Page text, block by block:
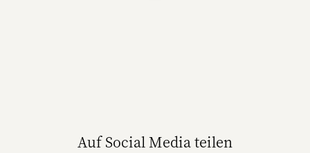
dort seither um den Auf- und Ausbau der
Auf Social Media teilen